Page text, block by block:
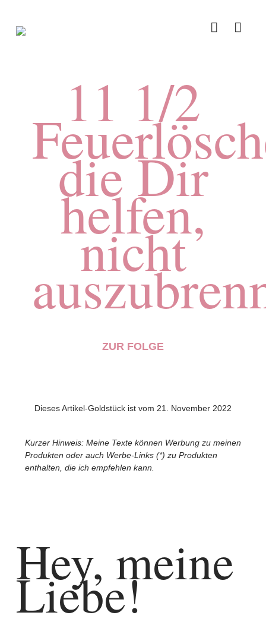
11 1/2
die Dir
helfen,
nicht
ZUR FOLGE
Dieses Artikel-Goldstück ist vom 21. November 2022
Kurzer Hinweis: Meine Texte können Werbung zu meinen
Produkten oder auch Werbe-Links (*) zu Produkten
enthalten, die ich empfehlen kann.
Hey, meine
Liebe!